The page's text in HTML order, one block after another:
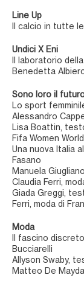
Line Up
Il calcio in tutte
Undici X Eni
Il laboratorio
Benedetta
Sono loro il
Lo sport
Alessandro
Lisa Boattin,
Fifa Women
Una nuova Italia
Fasano
Manuela
Claudia Ferri,
Giada Greggi,
Ferri, moda di
Moda
Il fascino
Bucciarelli
Allyson Swaby,
Matteo De Mayda